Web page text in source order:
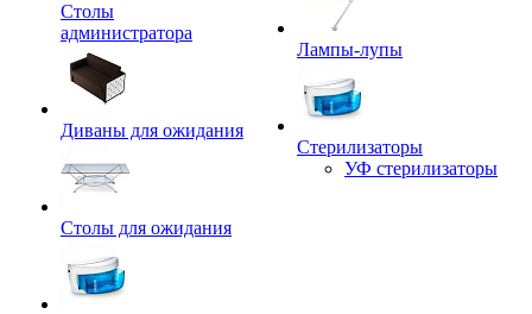
Столы
администратора
Диваны для ожидания
Столы для ожидания
Лампы-лупы
Стерилизаторы
УФ стерилизаторы